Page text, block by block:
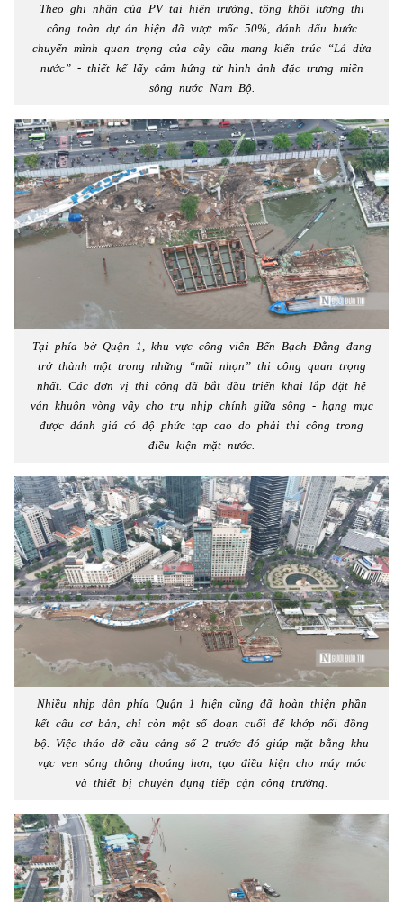
Theo ghi nhận của PV tại hiện trường, tổng khối lượng thi
công toàn dự án hiện đã vượt mốc 50%, đánh dấu bước
chuyển mình quan trọng của cây cầu mang kiến trúc “Lá dừa
nước” - thiết kế lấy cảm hứng từ hình ảnh đặc trưng miền
sông nước Nam Bộ.
Tại phía bờ Quận 1, khu vực công viên Bến Bạch Đằng đang
trở thành một trong những “mũi nhọn” thi công quan trọng
nhất. Các đơn vị thi công đã bắt đầu triển khai lắp đặt hệ
ván khuôn vòng vây cho trụ nhịp chính giữa sông - hạng mục
được đánh giá có độ phức tạp cao do phải thi công trong
điều kiện mặt nước.
Nhiều nhịp dẫn phía Quận 1 hiện cũng đã hoàn thiện phần
kết cấu cơ bản, chỉ còn một số đoạn cuối để khớp nối đồng
bộ. Việc tháo dỡ cầu cảng số 2 trước đó giúp mặt bằng khu
vực ven sông thông thoáng hơn, tạo điều kiện cho máy móc
và thiết bị chuyên dụng tiếp cận công trường.